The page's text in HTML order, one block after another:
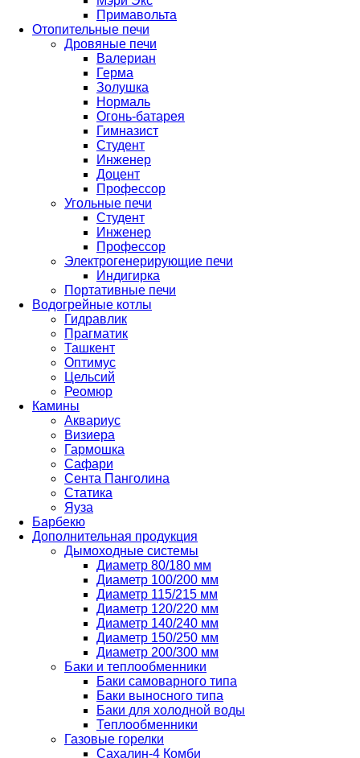
Примавольта
Отопительные печи
Дровяные печи
Валериан
Герма
Золушка
Нормаль
Огонь-батарея
Гимназист
Студент
Инженер
Доцент
Профессор
Угольные печи
Студент
Инженер
Профессор
Электрогенерирующие печи
Индигирка
Портативные печи
Водогрейные котлы
Гидравлик
Прагматик
Ташкент
Оптимус
Цельсий
Реомюр
Камины
Аквариус
Визиера
Гармошка
Сафари
Сента Панголина
Статика
Яуза
Барбекю
Дополнительная продукция
Дымоходные системы
Диаметр 80/180 мм
Диаметр 100/200 мм
Диаметр 115/215 мм
Диаметр 120/220 мм
Диаметр 140/240 мм
Диаметр 150/250 мм
Диаметр 200/300 мм
Баки и теплообменники
Баки самоварного типа
Баки выносного типа
Баки для холодной воды
Теплообменники
Газовые горелки
Сахалин-4 Комби